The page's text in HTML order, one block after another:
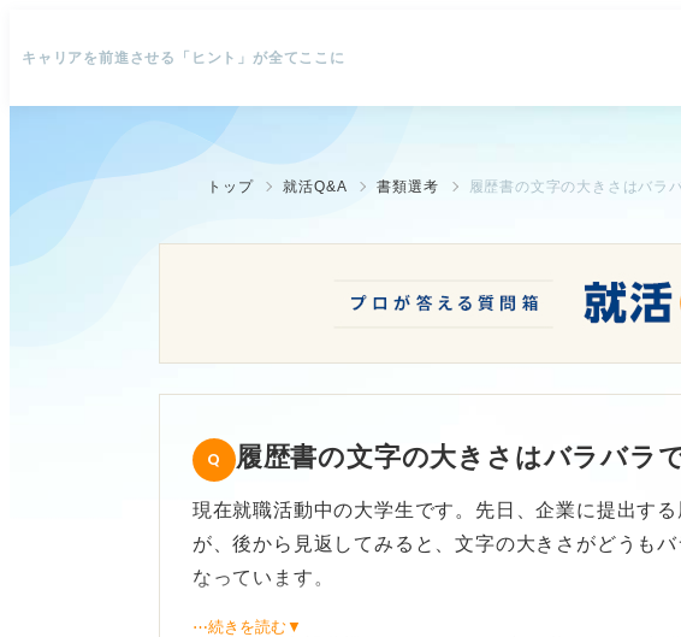
キャリアを前進させる「ヒント」が全てここに
トップ 就活Q&A 書類選考 履歴書の文字の大きさはバラ
履歴書の文字の大きさはバラバラ
現在就職活動中の大学生です。先日、企業に提出す
が、後から見返してみると、文字の大きさがどうも
なっています。
⋯続きを読む▼